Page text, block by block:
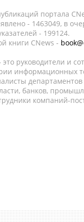
портала
- 1463049, в
- 199124.
книги CNews -
руководители и
информационных
банков,
компаний-